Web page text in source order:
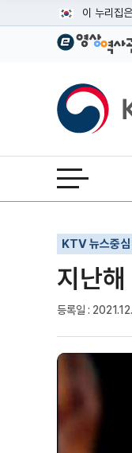
이 누리집
공식 누리
이밖에
운영중인
KTV국민방송
전체메뉴 열기
KTV 뉴스중심
지난
등록일 :
기사인쇄
글자확대
글자축소